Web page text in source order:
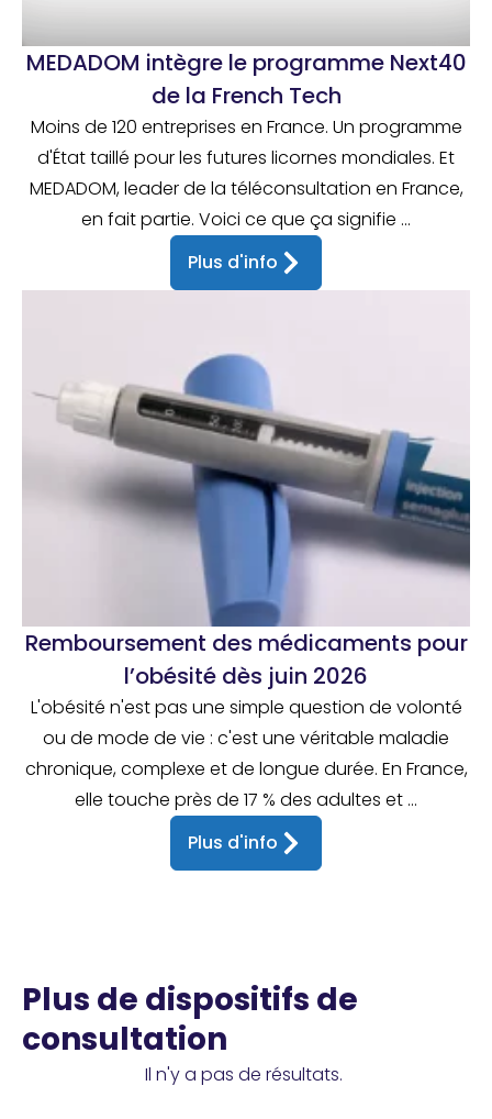
MEDADOM intègre le programme Next40
de la French Tech
Moins de 120 entreprises en France. Un programme
d'État taillé pour les futures licornes mondiales. Et
MEDADOM, leader de la téléconsultation en France,
en fait partie. Voici ce que ça signifie ...
Plus d'info
Remboursement des médicaments pour
l’obésité dès juin 2026
L'obésité n'est pas une simple question de volonté
ou de mode de vie : c'est une véritable maladie
chronique, complexe et de longue durée. En France,
elle touche près de 17 % des adultes et ...
Plus d'info
Plus de dispositifs de
consultation
Il n'y a pas de résultats.